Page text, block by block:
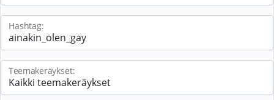
Hashtag:
Teemakeräykset: